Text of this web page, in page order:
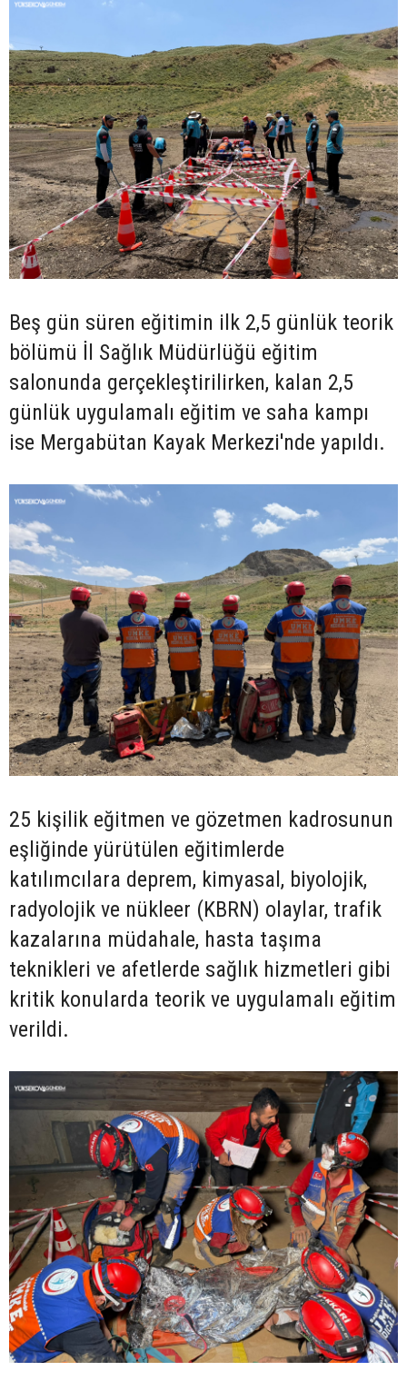
Beş gün süren eğitimin ilk 2,5 günlük teorik
bölümü İl Sağlık Müdürlüğü eğitim
salonunda gerçekleştirilirken, kalan 2,5
günlük uygulamalı eğitim ve saha kampı
ise Mergabütan Kayak Merkezi'nde yapıldı.
25 kişilik eğitmen ve gözetmen kadrosunun
eşliğinde yürütülen eğitimlerde
katılımcılara deprem, kimyasal, biyolojik,
radyolojik ve nükleer (KBRN) olaylar, trafik
kazalarına müdahale, hasta taşıma
teknikleri ve afetlerde sağlık hizmetleri gibi
kritik konularda teorik ve uygulamalı eğitim
verildi.